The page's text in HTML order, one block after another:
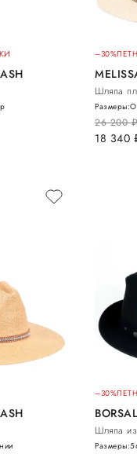
–30%
Шляпа
26 200руб.
18 340
Размеры:
–30%
Шляпа
Размеры: